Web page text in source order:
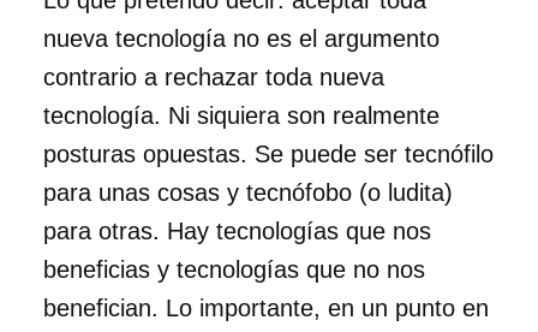
nueva tecnología no es el argumento
contrario a rechazar toda nueva
tecnología. Ni siquiera son realmente
posturas opuestas. Se puede ser tecnófilo
para unas cosas y tecnófobo (o ludita)
para otras. Hay tecnologías que nos
beneficias y tecnologías que no nos
benefician. Lo importante, en un punto en